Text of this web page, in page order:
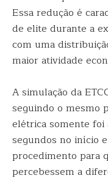
Essa redução é
de elite durante a
com uma
maior atividade
A simulação da
seguindo o mesmo
elétrica somente foi
segundos no início
procedimento para
percebessem a